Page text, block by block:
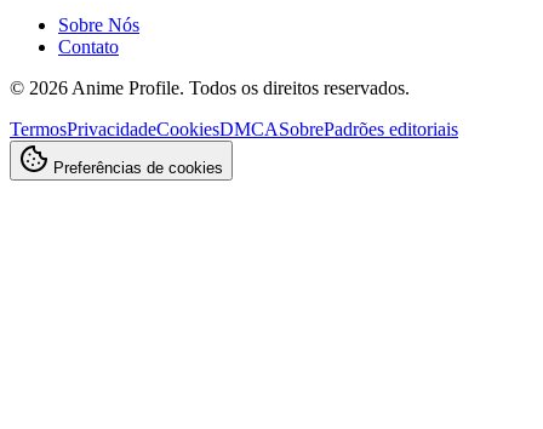
Sobre Nós
Contato
© 2026 Anime Profile. Todos os direitos reservados.
TermosPrivacidadeCookiesDMCASobrePadrões editoriais
Preferências de cookies